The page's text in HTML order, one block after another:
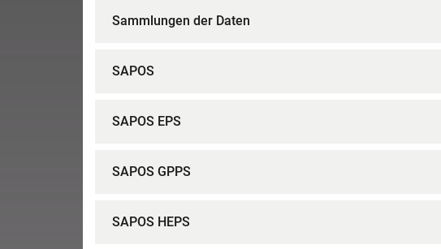
Sammlungen der Daten
SAPOS
SAPOS EPS
SAPOS GPPS
SAPOS HEPS